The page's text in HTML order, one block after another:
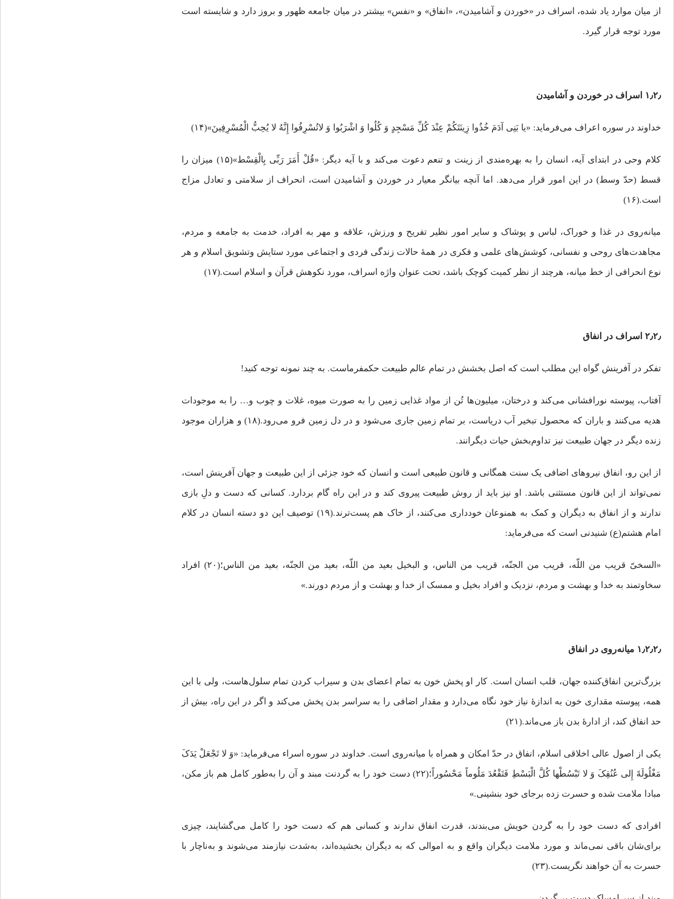
از میان موارد یاد شده، اسراف در «خوردن و آشامیدن»، «انفاق» و «نفس» بیشتر در میان جامعه ظهور و بروز دارد و شایسته است
مورد توجه قرار گیرد.
۱٫۲٫ اسراف در خوردن و آشامیدن
خداوند در سوره اعراف می‌فرماید: «یا بَنِی آدَمَ خُذُوا زِینَتَکُمْ عِنْدَ کُلِّ مَسْجِدٍ وَ کُلُوا وَ اشْرَبُوا وَ لاتُسْرِفُوا إِنَّهُ لا یُحِبُّ الْمُسْرِفِینَ‌»(۱۴)
کلام وحی در ابتدای آیه، انسان را به بهره‌مندی از زینت و تنعم دعوت می‌کند و با آیه دیگر: «قُلْ أَمَرَ رَبِّی بِالْقِسْط»(۱۵) میزان را
قسط (حدّ وسط) در این امور قرار می‌دهد. اما آنچه بیانگر معیار در خوردن و آشامیدن است، انحراف از سلامتی و تعادل مزاج
است.(۱۶)
میانه‌روى در غذا و خوراک، لباس و پوشاک و سایر امور نظیر تفریح و ورزش، علاقه و مهر به افراد، خدمت به جامعه و مردم،
مجاهدت‌هاى روحى و نفسانى، کوشش‌هاى علمى و فکرى در همۀ حالات زندگى فردى و اجتماعى مورد ستایش وتشویق اسلام و هر
نوع انحرافی از خط میانه، هرچند از نظر کمیت کوچک باشد، تحت عنوان واژه اسراف، مورد نکوهش قرآن و اسلام است.(۱۷)
۲٫۲٫ اسراف در انفاق
تفکر در آفرینش گواه این مطلب است که اصل بخشش در تمام عالم طبیعت حکمفرماست. به چند نمونه توجه کنید!
آفتاب، پیوسته نورافشانی می‌کند و درختان، میلیون‌ها تُن از مواد غذایی زمین را به صورت میوه، غلات و چوب و… را به موجودات
هدیه می‌کنند و باران که محصول تبخیر آب دریاست، بر تمام زمین جاری می‌شود و در دل زمین فرو می‌رود.(۱۸) و هزاران موجود
زنده دیگر در جهان طبیعت نیز تداوم‌بخش حیات دیگرانند.
از این رو، انفاق نیروهاى اضافى یک سنت همگانى و قانون طبیعى است و انسان که خود جزئى از این طبیعت و جهان آفرینش است،
نمى‌تواند از این قانون مستثنی باشد. او نیز باید از روش طبیعت پیروى کند و در این راه گام بردارد. کسانى که دست ‌و دلِ ‌بازى
ندارند و از انفاق به دیگران و کمک به همنوعان خوددارى مى‌کنند، از خاک هم پست‌ترند.(۱۹) توصیف این دو دسته انسان در کلام
امام هشتم(ع) شنیدنی است که مى‌فرماید:
«السخىّ قریب من اللّه، قریب من الجنّه، قریب من الناس، و البخیل بعید من اللّه، بعید من الجنّه، بعید من الناس؛(۲۰) افراد
سخاوتمند به خدا و بهشت و مردم، نزدیک و افراد بخیل و ممسک از خدا و بهشت و از مردم دورند.»
۱٫۲٫۲٫ میانه‌روی در انفاق
بزرگ‌ترین انفاق‌کننده جهان، قلب انسان است. کار او پخش خون به تمام اعضاى بدن و سیراب کردن تمام سلول‌هاست، ولى با این
همه، پیوسته مقدارى خون به اندازۀ نیاز خود نگاه مى‌دارد و مقدار اضافى را به سراسر بدن پخش مى‌کند و اگر در این راه، بیش از
حد انفاق کند، از ادارۀ بدن باز مى‌ماند.(۲۱)
یکی از اصول عالی اخلاقی اسلام، انفاق در حدّ امکان و همراه با میانه‌روی است. خداوند در سوره اسراء می‌فرماید: «وَ لا تَجْعَلْ یَدَکَ
مَغْلُولَهً إِلى عُنُقِکَ وَ لا تَبْسُطْها کُلَّ الْبَسْطِ فَتَقْعُدَ مَلُوماً مَحْسُوراً؛(۲۲) دست خود را به گردنت مبند و آن را به‌طور کامل هم باز مکن،
مبادا ملامت شده و حسرت زده برجاى خود بنشینى.»
افرادى که دست خود را به گردن خویش می‌بندند، قدرت انفاق ندارند و کسانى هم که دست خود را کامل می‌گشایند، چیزى
برای‌شان باقى نمى‌ماند و مورد ملامت دیگران واقع و به اموالى که به دیگران بخشیده‌اند، به‌شدت نیازمند می‌شوند و به‌ناچار با
حسرت به آن خواهند نگریست.(۲۳)